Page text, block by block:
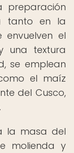
preparación
tanto en la
el
una textura
se emplean
el maíz
del Cusco,
la masa del
molienda y